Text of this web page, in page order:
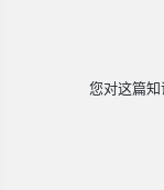
您对这篇知